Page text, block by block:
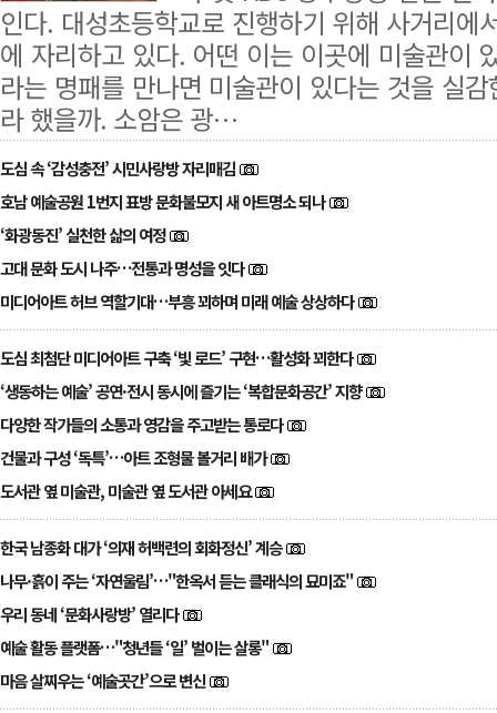
인다. 대성초등학교로 진행하기 위해 사거리에
에 자리하고 있다. 어떤 이는 이곳에 미술관이
라는 명패를 만나면 미술관이 있다는 것을 실
라 했을까. 소암은 광…
도심 속 ‘감성충전’ 시민사랑방 자리매김
호남 예술공원 1번지 표방 문화불모지 새 아트명소 되나
‘화광동진’ 실천한 삶의 여정
고대 문화 도시 나주…전통과 명성을 잇다
미디어아트 허브 역할기대…부흥 꾀하며 미래 예술 상상하다
도심 최첨단 미디어아트 구축 ‘빛 로드’ 구현…활성화 꾀한다
‘생동하는 예술’ 공연·전시 동시에 즐기는 ‘복합문화공간’ 지향
다양한 작가들의 소통과 영감을 주고받는 통로다
건물과 구성 ‘독특’…아트 조형물 볼거리 배가
도서관 옆 미술관, 미술관 옆 도서관 아세요
한국 남종화 대가 ‘의재 허백련의 회화정신’ 계승
나무·흙이 주는 ‘자연울림’…"한옥서 듣는 클래식의 묘미죠"
우리 동네 ‘문화사랑방’ 열리다
예술 활동 플랫폼…"청년들 ‘일’ 벌이는 살롱"
마음 살찌우는 ‘예술곳간’으로 변신